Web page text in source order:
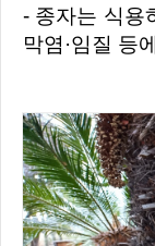
- 종자는 식용
막염·임질 등